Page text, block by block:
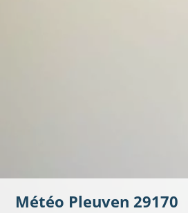
Météo Pleuven 29170